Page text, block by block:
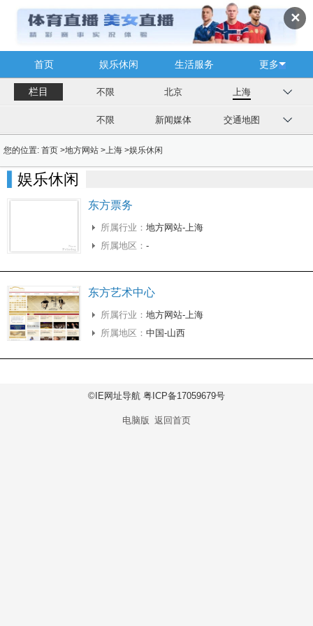
✕
首页 娱乐休闲 生活服务 更多
栏目 不限 北京 上海
不限 新闻媒体 交通地图
您的位置: 首页 >地方网站 > 上海 >娱乐休闲
娱乐休闲
东方票务
所属行业： 地方网站-上海
所属地区： -
东方艺术中心
所属行业： 地方网站-上海
所属地区： 中国-山西
©IE网址导航 粤ICP备17059679号
电脑版 返回首页